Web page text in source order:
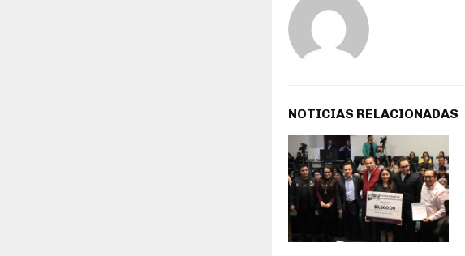
NOTICIAS RELACIONADAS